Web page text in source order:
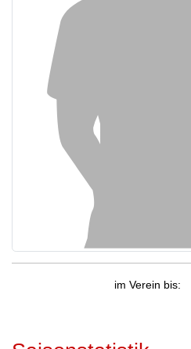
im Verein bis: